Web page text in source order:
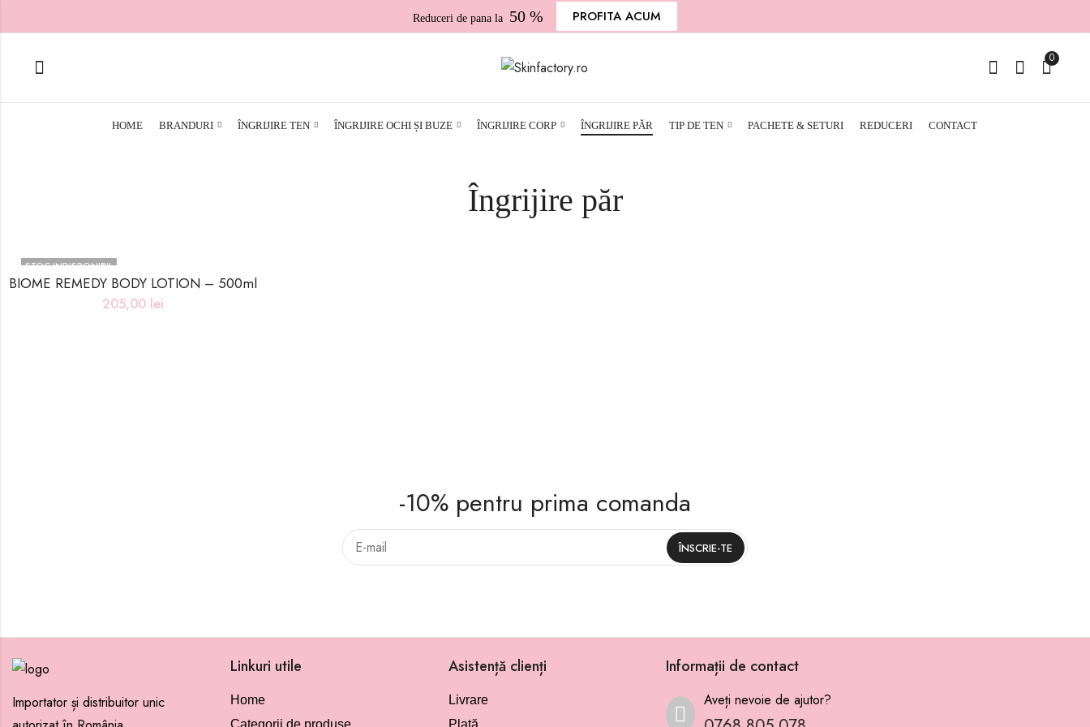
Reduceri de pana la 50 % PROFITA ACUM
0
HOME BRANDURI ÎNGRIJIRE TEN ÎNGRIJIRE OCHI ȘI BUZE ÎNGRIJIRE CORP ÎNGRIJIRE PĂR TIP DE TEN PACHETE & SETURI REDUCERI CONTACT
Îngrijire păr
STOC INDISPONIBIL
BIOME REMEDY BODY LOTION – 500ml
205,00 lei
-10% pentru prima comanda
Importator și distribuitor unic
Linkuri utile
Home
Categorii de produse
Asistență clienți
Livrare
Plată
Informații de contact
Aveți nevoie de ajutor?